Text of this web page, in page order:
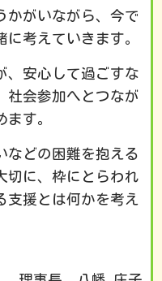
かがいながら、今で
考えていきます。
、安心して過ごすな
社会参加へとつなが
す。
などの困難を抱える
切に、枠にとらわれ
支援とは何かを考え